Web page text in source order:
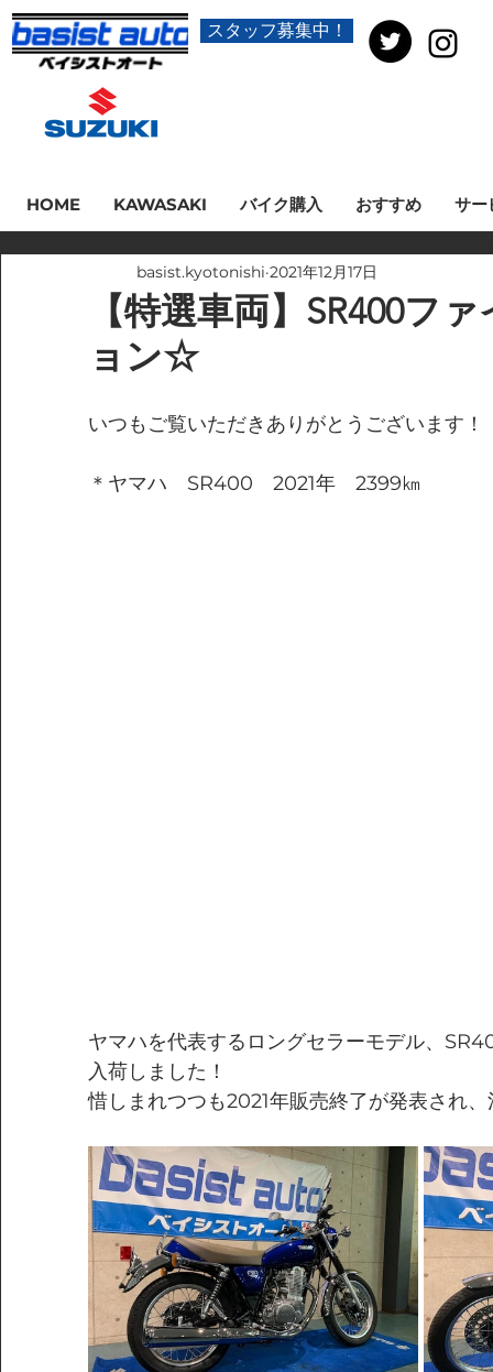
スタッフ募集中！
HOME KAWASAKI バイク購入 おすすめ サー
【特選車両】SR400フ
ョン☆
basist.kyotonishi 2021年12月17日
いつもご覧いただきありがとうございます！
＊ヤマハ　SR400　2021年　2399㎞
ヤマハを代表するロングセラーモデル、
入荷しました！
惜しまれつつも2021年販売終了が発表され